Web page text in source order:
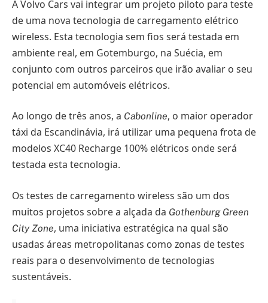
A Volvo Cars vai integrar um projeto piloto para teste
de uma nova tecnologia de carregamento elétrico
wireless. Esta tecnologia sem fios será testada em
ambiente real, em Gotemburgo, na Suécia, em
conjunto com outros parceiros que irão avaliar o seu
potencial em automóveis elétricos.
Ao longo de três anos, a Cabonline, o maior operador
táxi da Escandinávia, irá utilizar uma pequena frota de
modelos XC40 Recharge 100% elétricos onde será
testada esta tecnologia.
Os testes de carregamento wireless são um dos
muitos projetos sobre a alçada da Gothenburg Green
City Zone, uma iniciativa estratégica na qual são
usadas áreas metropolitanas como zonas de testes
reais para o desenvolvimento de tecnologias
sustentáveis.